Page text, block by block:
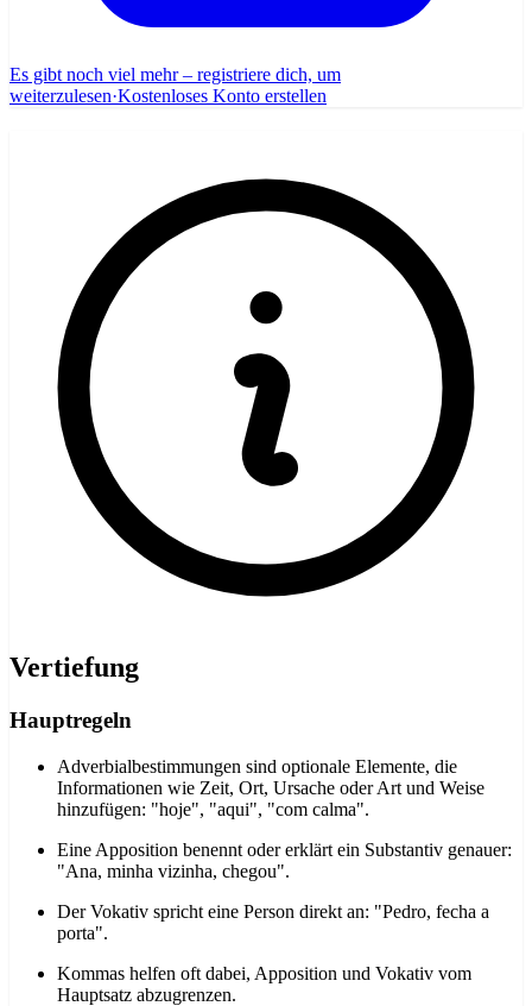
Es gibt noch viel mehr – registriere dich, um
weiterzulesen·Kostenloses Konto erstellen
Vertiefung
Hauptregeln
Adverbialbestimmungen sind optionale Elemente, die
Informationen wie Zeit, Ort, Ursache oder Art und Weise
hinzufügen: "hoje", "aqui", "com calma".
Eine Apposition benennt oder erklärt ein Substantiv genauer:
"Ana, minha vizinha, chegou".
Der Vokativ spricht eine Person direkt an: "Pedro, fecha a
porta".
Kommas helfen oft dabei, Apposition und Vokativ vom
Hauptsatz abzugrenzen.